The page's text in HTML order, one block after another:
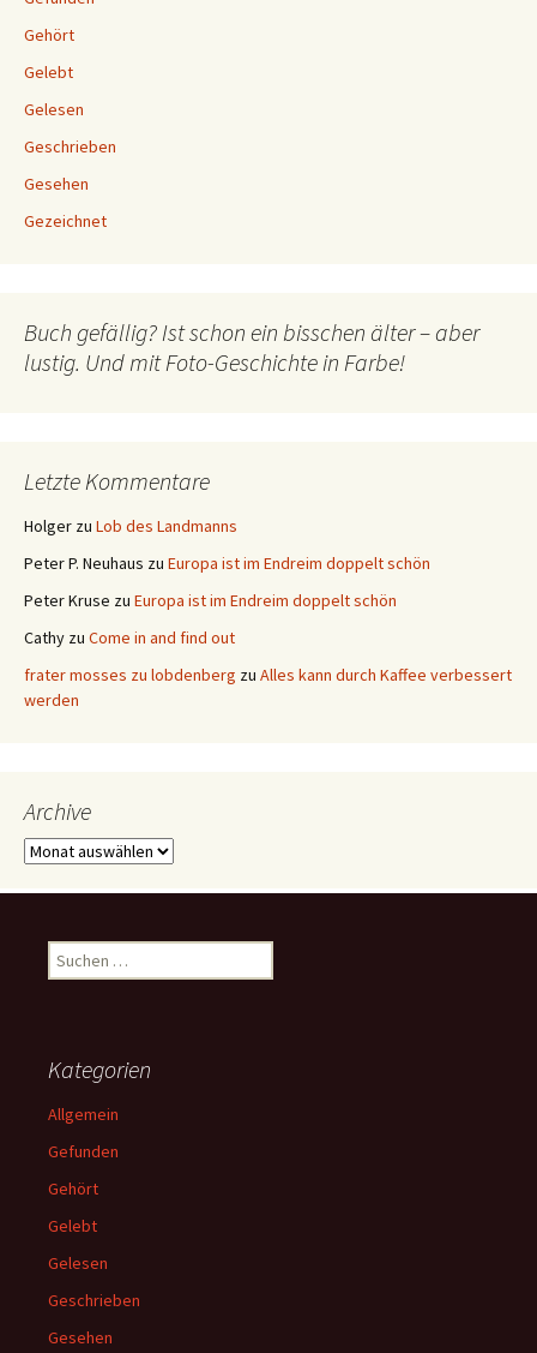
Gehört
Gelebt
Gelesen
Geschrieben
Gesehen
Gezeichnet
Buch gefällig? Ist schon ein bisschen älter – aber
lustig. Und mit Foto-Geschichte in Farbe!
Letzte Kommentare
Holger zu Lob des Landmanns
Peter P. Neuhaus zu Europa ist im Endreim doppelt schön
Peter Kruse zu Europa ist im Endreim doppelt schön
Cathy zu Come in and find out
frater mosses zu lobdenberg zu Alles kann durch Kaffee verbessert
werden
Archive
Archive
Suchen
nach:
Kategorien
Allgemein
Gefunden
Gehört
Gelebt
Gelesen
Geschrieben
Gesehen